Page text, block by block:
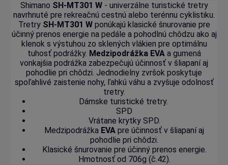
Shimano SH-MT301 W- univerzálne turistické tretry
navrhnuté pre rekreačnú cestnú alebo terénnu cyklistiku.
Tretry SH-MT301 Wponúkajú klasické šnurovanie pre
účinný prenos energie na pedále a pohodlnú chôdzu ako aj
klenok s výstuhou zo sklených vlákien pre optimálnu
tuhosť podrážky. Medzipodrážka EVAa gumená
vonkajšia podrážka zabezpečujú účinnosť v šliapaní aj
pohodlie pri chôdzi. Jednodielny zvršok poskytuje
spoľahlivé zaistenie nohy, ľahkú váhu a zvyšuje odolnosť
tretry.
Dámske turistické tretry.
SPD
Vrátane krytky SPD.
Medzipodrážka EVA pre účinnosť v šliapaní aj
pohodlie pri chôdzi.
Klasické šnurovanie pre účinný prenos energie.
Hmotnosť od 706g (č.42).